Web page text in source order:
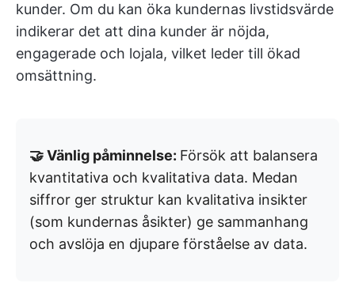
kunder. Om du kan öka kundernas livstidsvärde
indikerar det att dina kunder är nöjda,
engagerade och lojala, vilket leder till ökad
omsättning.
🤝 Vänlig påminnelse: Försök att balansera
kvantitativa och kvalitativa data. Medan
siffror ger struktur kan kvalitativa insikter
(som kundernas åsikter) ge sammanhang
och avslöja en djupare förståelse av data.